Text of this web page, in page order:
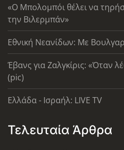
«Ο Μπολομπόι θέλει να
την Βιλερμπάν»
Εθνική Νεανίδων: Με
Έβανς για Ζαλγκίρις: «Όταν
(pic)
Ελλάδα - Ισραήλ: LIVE TV
Τελευταία Άρθρα